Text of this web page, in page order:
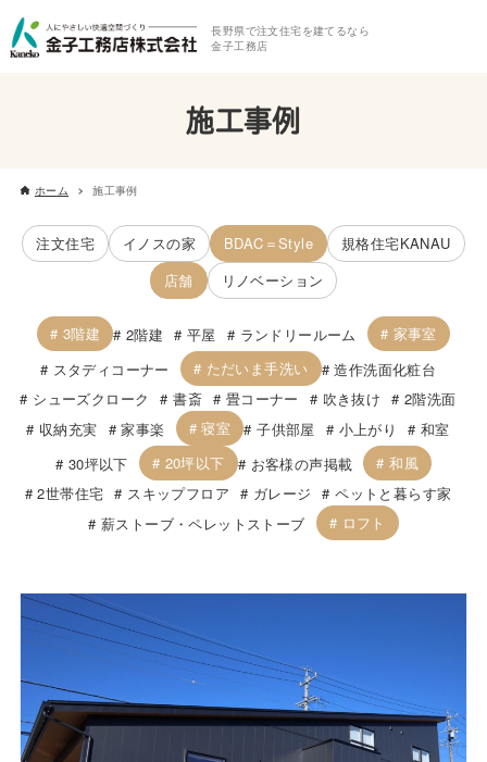
長野県で注文住宅を建てるなら
金子工務店
施工事例
ホーム 施工事例
注文住宅 イノスの家 BDAC＝Style
規格住宅KANAU
店舗
リノベーション
3階建 2階建 平屋 ランドリールーム
家事室
スタディコーナー
ただいま手洗い
造作洗面化粧台
シューズクローク
書斎 畳コーナー 吹き抜け
2階洗面
収納充実
家事楽 寝室 子供部屋 小上がり
和室
30坪以下
20坪以下 お客様の声掲載
和風
2世帯住宅
スキップフロア ガレージ
ペットと暮らす家
薪ストーブ・ペレットストーブ
ロフト